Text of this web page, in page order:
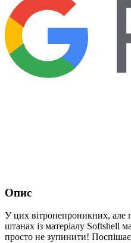
Опис
У цих вітронепроникних,
штанах із матеріалу Softshell
просто не зупинити!